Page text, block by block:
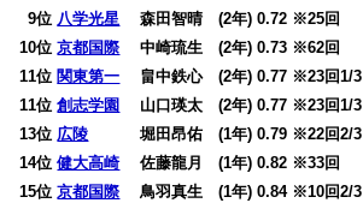
09位 八学光星 森田智晴 (2年) 0.72 ※25回
10位京都国際 中崎琉生 (2年) 0.73 ※62回
11位関東第一 畠中鉄心 (2年) 0.77 ※23回1/3
11位創志学園 山口瑛太 (2年) 0.77 ※23回1/3
13位 広陵 堀田昂佑 (1年) 0.79 ※22回2/3
14位健大高崎佐藤龍月 (1年) 0.82 ※33回
15位京都国際 鳥羽真生 (1年) 0.84 ※10回2/3